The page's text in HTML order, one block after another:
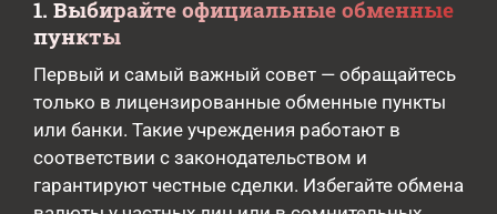
1. Выбирайте официальные обменные
пункты
Первый и самый важный совет — обращайтесь
только в лицензированные обменные пункты
или банки. Такие учреждения работают в
соответствии с законодательством и
гарантируют честные сделки. Избегайте обмена